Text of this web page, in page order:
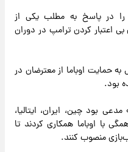
را در پاسخ به مطلب یکی از
بی اعتبار کردن ترامپ در دوران
حمایت اوباما از معترضان در
بود.
بود چین، ایران، ایتالیا،
با اوباما همکاری کردند تا
منصوب کنند.